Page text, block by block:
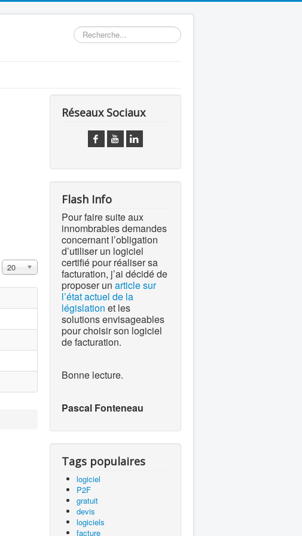
Rechercher
Affichage #
20
Réseaux Sociaux
Flash Info
Pour faire suite aux
innombrables demandes
concernant l’obligation
d’utiliser un logiciel
certifié pour réaliser sa
facturation, j’ai décidé de
proposer un article sur
l’état actuel de la
législation et les
solutions envisageables
pour choisir son logiciel
de facturation.
Bonne lecture.
Pascal Fonteneau
Tags populaires
logiciel
P2F
gratuit
devis
logiciels
facture